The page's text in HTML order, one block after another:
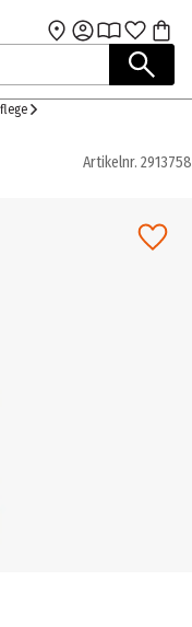
Artikelnr. 2913758